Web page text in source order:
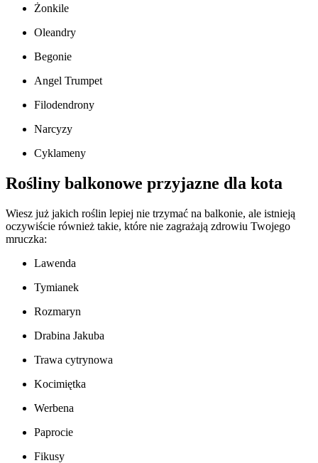
Żonkile
Oleandry
Begonie
Angel Trumpet
Filodendrony
Narcyzy
Cyklameny
Rośliny balkonowe przyjazne dla kota
Wiesz już jakich roślin lepiej nie trzymać na balkonie, ale istnieją
oczywiście również takie, które nie zagrażają zdrowiu Twojego
mruczka:
Lawenda
Tymianek
Rozmaryn
Drabina Jakuba
Trawa cytrynowa
Kocimiętka
Werbena
Paprocie
Fikusy